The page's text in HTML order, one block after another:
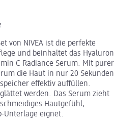
von NIVEA ist die perfekte
und beinhaltet das Hyaluron
C Radiance Serum. Mit purer
die Haut in nur 20 Sekunden
effektiv auffüllen.
werden. Das Serum zieht
Hautgefühl,
Unterlage eignet.